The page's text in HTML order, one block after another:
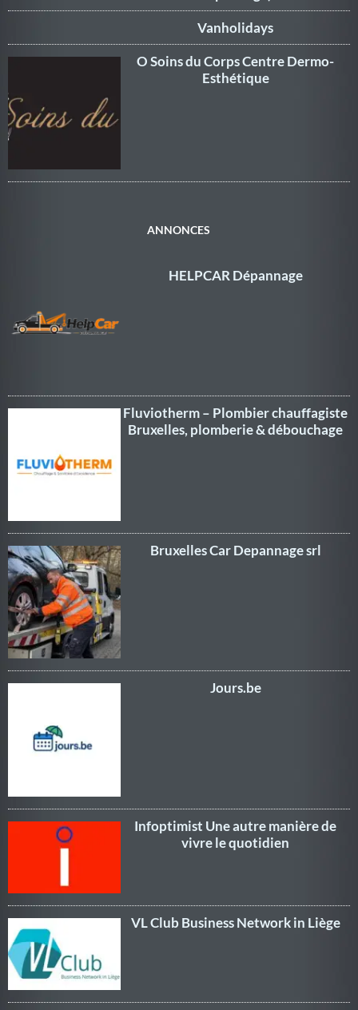
Vanholidays
O Soins du Corps Centre Dermo-
Esthétique
ANNONCES
HELPCAR Dépannage
Fluviotherm – Plombier chauffagiste
Bruxelles, plomberie & débouchage
Bruxelles Car Depannage srl
Jours.be
Infoptimist Une autre manière de
vivre le quotidien
VL Club Business Network in Liège